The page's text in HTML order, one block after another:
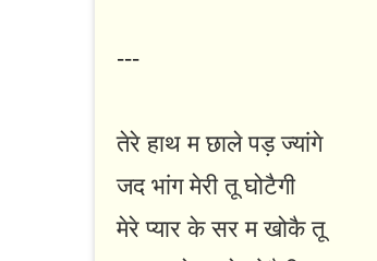
---
तेरे हाथ म छाले पड़ ज्यांगे
जद भांग मेरी तू घोटैगी
मेरे प्यार के सर म खोकै तू